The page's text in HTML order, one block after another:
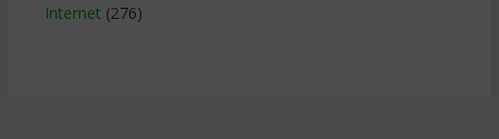
Internet (276)